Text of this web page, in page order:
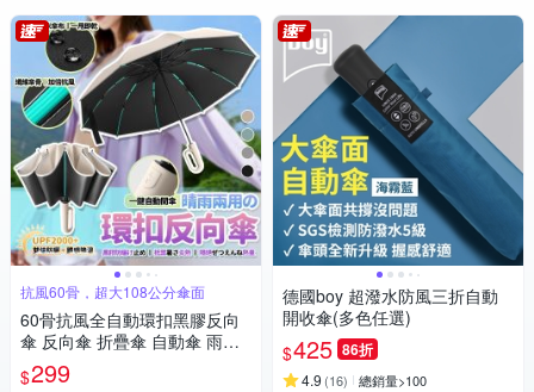
抗風60骨，超大108公分傘面
60骨抗風全自動環扣黑膠反向
傘 反向傘 折疊傘 自動傘 雨傘
遮陽傘 樂豐生活
$299
德國boy 超潑水防風三折自動
開收傘(多色任選)
$425 86折
4.9 (16) 總銷量>100